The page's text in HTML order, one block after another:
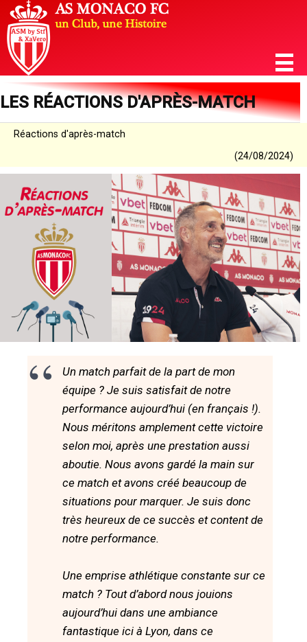
LES RÉACTIONS D'APRÈS-MATCH
Réactions d'après-match
(24/08/2024)
Un match parfait de la part de mon
équipe ? Je suis satisfait de notre
performance aujourd’hui (en français !).
Nous méritons amplement cette victoire
selon moi, après une prestation aussi
aboutie. Nous avons gardé la main sur
ce match et avons créé beaucoup de
situations pour marquer. Je suis donc
très heureux de ce succès et content de
notre performance.
Une emprise athlétique constante sur ce
match ? Tout d’abord nous jouions
aujourd’hui dans une ambiance
fantastique ici à Lyon, dans ce